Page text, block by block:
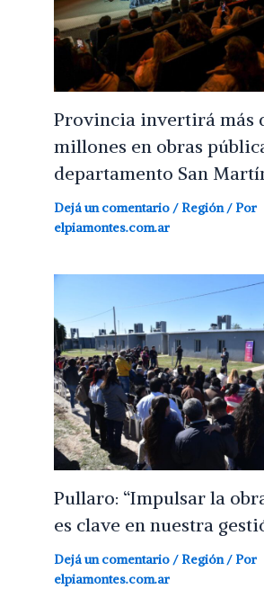
Provincia invertirá más
millones en obras
departamento San
Dejá un comentario / Región / Por
elpiamontes.com.ar
Pullaro: “Impulsar la
es clave en nuestra
Dejá un comentario /Región/ Por
elpiamontes.com.ar